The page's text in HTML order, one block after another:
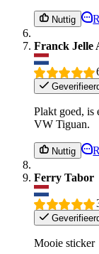
Nuttig
Franck Jelle
Plakt goed, is
VW Tiguan.
Nuttig
Ferry Tabor
Mooie sticker